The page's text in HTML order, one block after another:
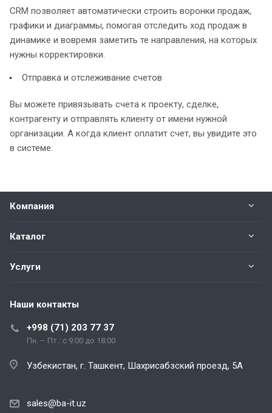
CRM позволяет автоматически строить воронки продаж,
графики и диаграммы, помогая отследить ход продаж в
динамике и вовремя заметить те направления, на которых
нужны корректировки.
Отправка и отслеживание счетов
Вы можете привязывать счета к проекту, сделке,
контрагенту и отправлять клиенту от имени нужной
организации. А когда клиент оплатит счет, вы увидите это
в системе.
Компания
Каталог
Услуги
Наши контакты
+998 (71) 203 77 37
Пн. – Пт.: с 9:00 до 18:00
Узбекистан, г. Ташкент, Шахрисабзский проезд, 5А
sales@ba-it.uz